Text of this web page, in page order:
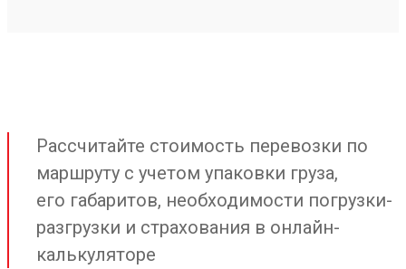
Рассчитайте стоимость перевозки по
маршруту с учетом упаковки груза,
его габаритов, необходимости погрузки-
разгрузки и страхования в онлайн-
калькуляторе